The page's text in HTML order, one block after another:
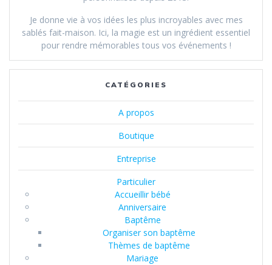
Je donne vie à vos idées les plus incroyables avec mes
sablés fait-maison. Ici, la magie est un ingrédient essentiel
pour rendre mémorables tous vos événements !
CATÉGORIES
A propos
Boutique
Entreprise
Particulier
Accueillir bébé
Anniversaire
Baptême
Organiser son baptême
Thèmes de baptême
Mariage